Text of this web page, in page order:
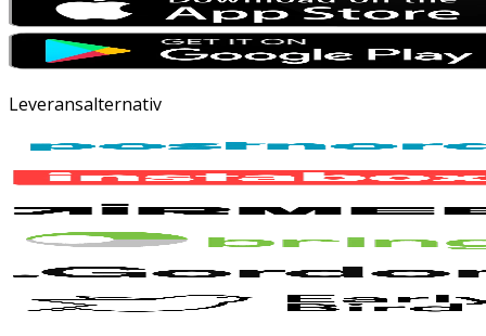
Leveransalternativ